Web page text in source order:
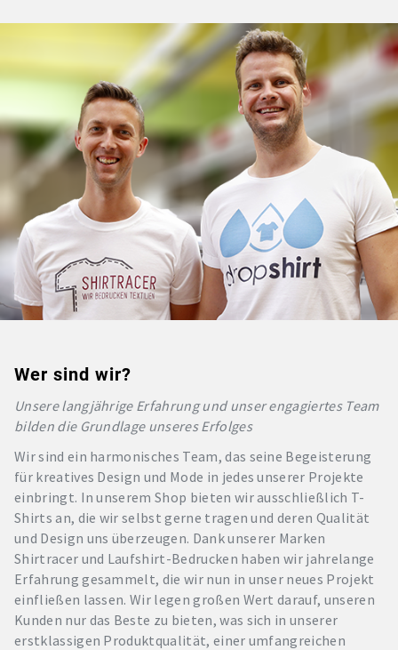
Wer sind wir?
Unsere langjährige Erfahrung und unser engagiertes Team
bilden die Grundlage unseres Erfolges
Wir sind ein harmonisches Team, das seine Begeisterung
für kreatives Design und Mode in jedes unserer Projekte
einbringt. In unserem Shop bieten wir ausschließlich T-
Shirts an, die wir selbst gerne tragen und deren Qualität
und Design uns überzeugen. Dank unserer Marken
Shirtracer und Laufshirt-Bedrucken haben wir jahrelange
Erfahrung gesammelt, die wir nun in unser neues Projekt
einfließen lassen. Wir legen großen Wert darauf, unseren
Kunden nur das Beste zu bieten, was sich in unserer
erstklassigen Produktqualität, einer umfangreichen